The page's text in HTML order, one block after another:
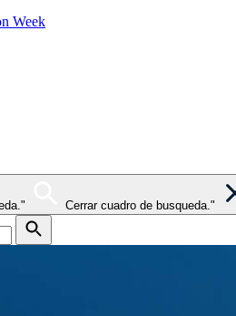
Week
Cerrar cuadro de busqueda."